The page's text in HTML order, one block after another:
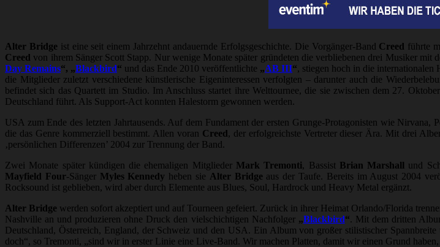
Alter Bridge ist eine seit einem Jahrzehnt andauernde Erfolgsgeschichte. Die Vorgänger-Band Creed führte
Creed von ihrem Sänger Scott Stapp. Nur wenige Monate später gründeten die verbliebenen drei Musiker mit
Day Remains“, „Blackbird“ und das Ende 2010 veröffentlichte „AB III“, stiegen hoch in die internationalen
die Mitglieder zuletzt verschiedene künstlerische Eigeninteressen verfolgten – darunter auch die
befindet sich das Quartett im Studio. Im Anschluss startet ihre Welttournee, die sie zwischen dem 27.
Deutschland führt. Als Support-Act konnten Halestorm gewonnen werden.
USA zum Ende des letzten Jahrtausends. Auf dem Fundament der ersten Grunge-Protagonisten wie Nirvana,
die das Genre kommerziell bestimmt. Allen voran Creed, der erfolgreichste Vertreter dieser Ära. Mit drei
‚persönlichen Differenzen’ 2004 zur Trennung der Band.
Zwei Monate später kündigen die ehemaligen Mitglieder Mark Tremonti, Bassist Brian Marshall und
Mayfield Four-Sänger Myles Kennedy heben sie Alter Bridge aus der Taufe. Bereits im August 2004
Rocksound ist geblieben, wird aber durch Elemente aus Blues, Soul, Hardrock und Heavy Metal ergänzt.
Alter Bridge werden sofort akzeptiert und auf Tourneen gefeiert. Zurück in ihrer Heimat Orlando/Florida
Nashville an und produzieren ohne Druck den vielschichtigen Nachfolger „Blackbird“. Mit dem dritten
Deutschland, Österreich, England, der Schweiz und den USA. Ein Album von großer stilistischer
doch“, so Tremonti, „sind wir in erster Linie eine Live-Band. Wir machen Platten, damit wir einen Grund